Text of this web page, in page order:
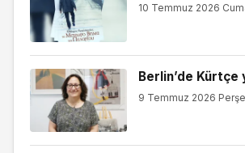
10 Temmuz 2026
Berlin’de Kürtçe
9 Temmuz 2026